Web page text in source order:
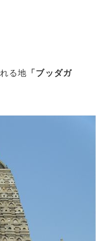
る地 「ブッダガ